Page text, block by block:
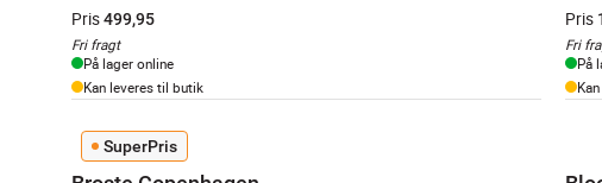
Pris499,95
Fri fragt
På lager online
Kan leveres til butik
Pris
Fri
På
SuperPris